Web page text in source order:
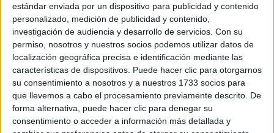
estándar enviada por un dispositivo para publicidad y contenido
personalizado, medición de publicidad y contenido,
investigación de audiencia y desarrollo de servicios. Con su
permiso, nosotros y nuestros socios podemos utilizar datos de
localización geográfica precisa e identificación mediante las
características de dispositivos. Puede hacer clic para otorgarnos
su consentimiento a nosotros y a nuestros 1733 socios para
que llevemos a cabo el procesamiento previamente descrito. De
forma alternativa, puede hacer clic para denegar su
consentimiento o acceder a información más detallada y
A 7 usuarios les interesa estudiar aquíVer todos